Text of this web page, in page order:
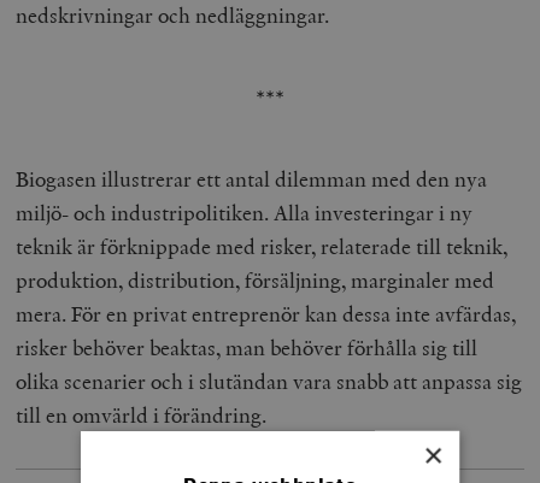
nedskrivningar och nedläggningar.
***
Biogasen illustrerar ett antal dilemman med den nya
miljö- och industripolitiken. Alla investeringar i ny
teknik är förknippade med risker, relaterade till teknik,
produktion, distribution, försäljning, marginaler med
mera. För en privat entreprenör kan dessa inte avfärdas,
risker behöver beaktas, man behöver förhålla sig till
olika scenarier och i slutändan vara snabb att anpassa sig
till en omvärld i förändring.
×